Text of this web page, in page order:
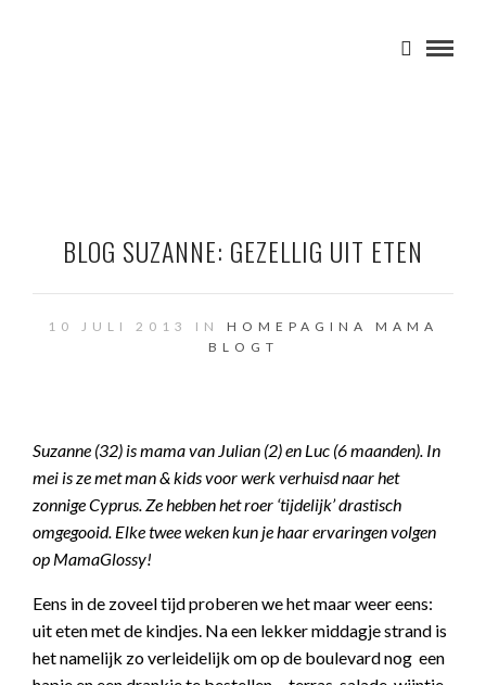
BLOG SUZANNE: GEZELLIG UIT ETEN
10 JULI 2013 IN HOMEPAGINA
MAMA
BLOGT
Suzanne (32) is mama van Julian (2) en Luc (6 maanden). In
mei is ze met man & kids voor werk verhuisd naar het
zonnige Cyprus. Ze hebben het roer ‘tijdelijk’ drastisch
omgegooid. Elke twee weken kun je haar ervaringen volgen
op MamaGlossy!
Eens in de zoveel tijd proberen we het maar weer eens:
uit eten met de kindjes. Na een lekker middagje strand is
het namelijk zo verleidelijk om op de boulevard nog een